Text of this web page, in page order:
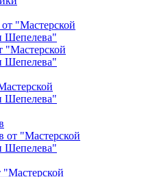
"Мастерской
Шепелева"
"Мастерской
Шепелева"
Шепелева"
от "Мастерской
Шепелева"
"Мастерской